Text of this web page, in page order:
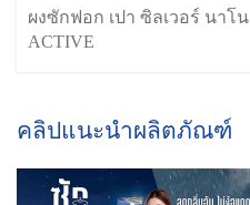
ผงซักฟอก เปา ซิลเวอร์ นาโน
ACTIVE
คลิปแนะนำผลิตภัณฑ์